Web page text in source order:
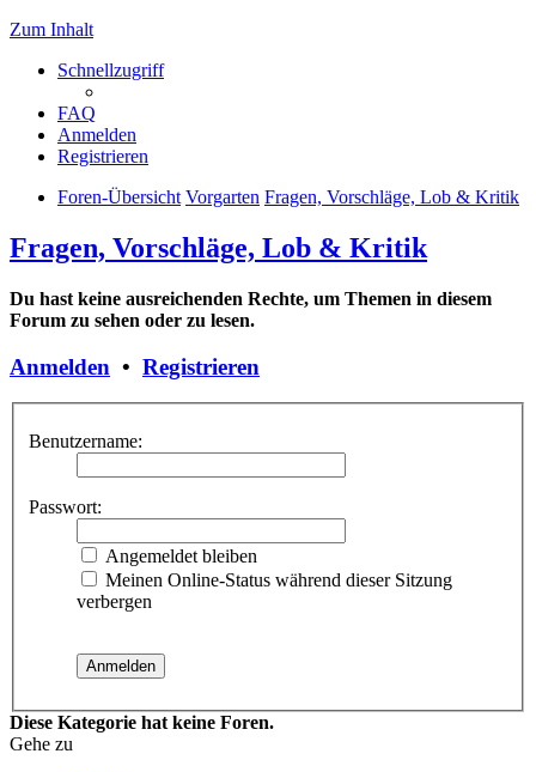
Zum Inhalt
Schnellzugriff
FAQ
Anmelden
Registrieren
Foren-Übersicht Vorgarten Fragen, Vorschläge, Lob & Kritik
Fragen, Vorschläge, Lob & Kritik
Du hast keine ausreichenden Rechte, um Themen in diesem
Forum zu sehen oder zu lesen.
Anmelden • Registrieren
Benutzername:
Passwort:
Angemeldet bleiben
Meinen Online-Status während dieser Sitzung
verbergen
Diese Kategorie hat keine Foren.
Gehe zu